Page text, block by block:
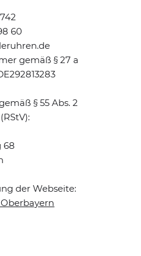
60
gemäß § 27 a
§ 55 Abs. 2
68
der Webseite: